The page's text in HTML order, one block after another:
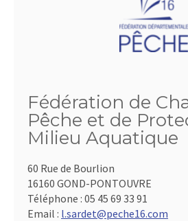
Fédération de
Pêche et de
Milieu Aquatique
60 Rue de Bourlion
16160 GOND-PONTOUVRE
Téléphone : 05 45 69 33 91
Email : l.sardet@peche16.com